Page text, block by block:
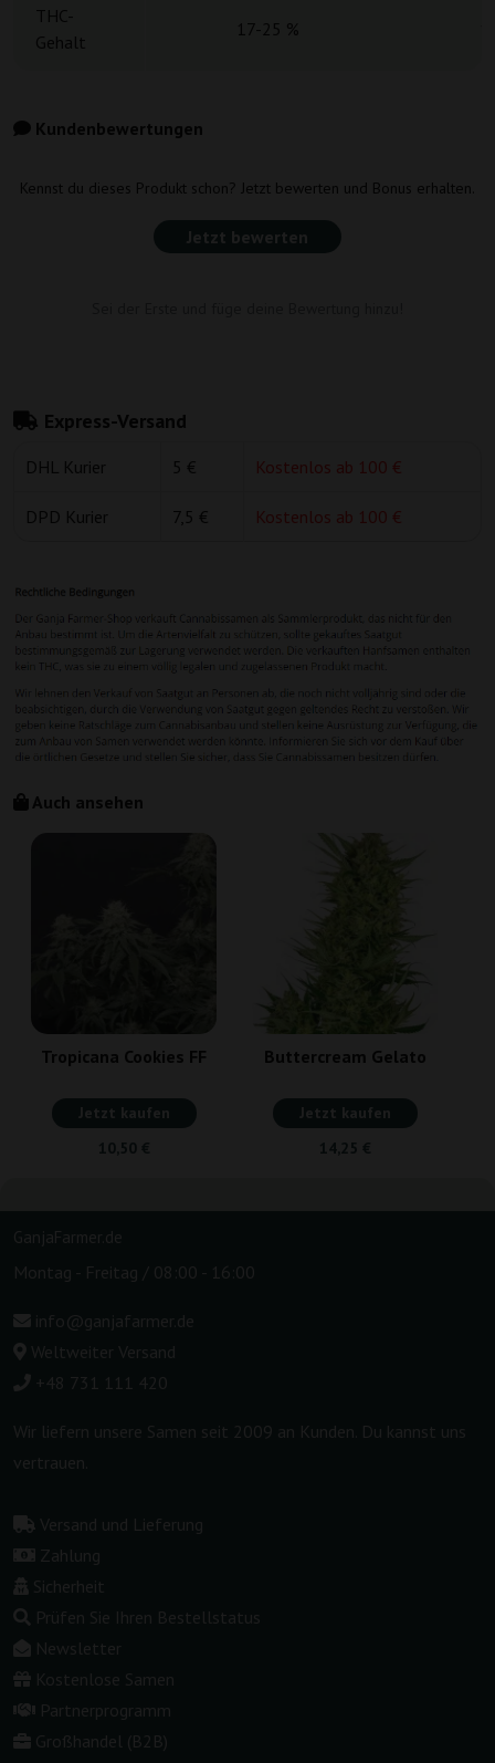
THC-
Gehalt
17-25 %
Kundenbewertungen
Kennst du dieses Produkt schon? Jetzt bewerten und Bonus erhalten.
Jetzt bewerten
Express-Versand
DHL Kurier 5 € Kostenlos ab 100 €
DPD Kurier 7,5 € Kostenlos ab 100 €
Auch ansehen
Tropicana Cookies FF
Jetzt kaufen
10,50 €
Buttercream Gelato
Jetzt kaufen
14,25 €
GanjaFarmer.de
Montag - Freitag / 08:00 - 16:00
info@ganjafarmer.de
Weltweiter Versand
+48 731 111 420
Wir liefern unsere Samen seit 2009 an Kunden. Du kannst uns
vertrauen.
Versand und Lieferung
Zahlung
Sicherheit
Prüfen Sie Ihren Bestellstatus
Newsletter
Kostenlose Samen
Partnerprogramm
Großhandel (B2B)